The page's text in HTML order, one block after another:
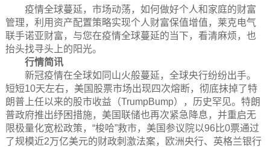
疫情全球蔓延，市场动荡，如何做好个人和家庭的财富
管理，利用资产配置策略实现个人财富保值增值，莱克电气
联手诺亚财富，与您在疫情全球蔓延的当下，看清麻烦，也
抬头找寻头上的阳光。
行情简讯
新冠疫情在全球如同山火般蔓延，全球央行纷纷出手。
短短10天左右，美国股票市场出现四次熔断，彻底抹掉了特
朗普上任以来的股市收益（TrumpBump），历史罕见。特朗
普政府推出纾困措施，美国联储也再次紧急降息，并重启无
限极量化宽松政策，“梭哈”救市，美国参议院以96比0票通过
了规模近2万亿美元的财政刺激法案，欧洲央行、英格兰银行